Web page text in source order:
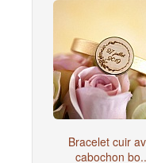
Bracelet cuir
cabochon